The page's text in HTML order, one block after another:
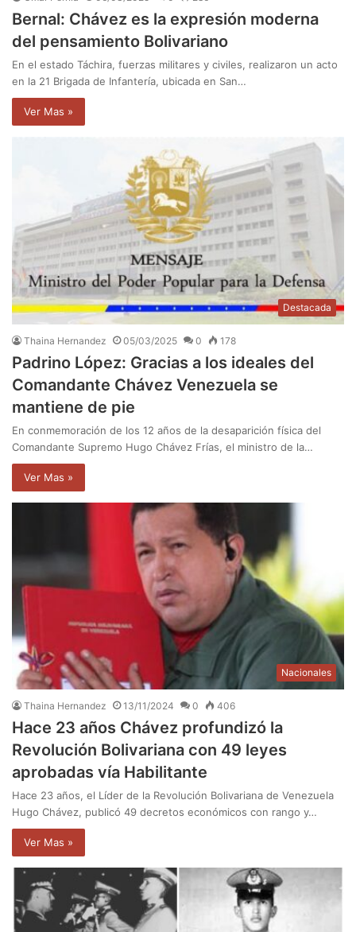
Bernal: Chávez es la expresión moderna
del pensamiento Bolivariano
En el estado Táchira, fuerzas militares y civiles, realizaron un acto
en la 21 Brigada de Infantería, ubicada en San…
Ver Mas »
Destacada
Thaina Hernandez 05/03/2025 0 178
Padrino López: Gracias a los ideales del
Comandante Chávez Venezuela se
mantiene de pie
En conmemoración de los 12 años de la desaparición física del
Comandante Supremo Hugo Chávez Frías, el ministro de la…
Ver Mas »
Nacionales
Thaina Hernandez 13/11/2024 0 406
Hace 23 años Chávez profundizó la
Revolución Bolivariana con 49 leyes
aprobadas vía Habilitante
Hace 23 años, el Líder de la Revolución Bolivariana de Venezuela
Hugo Chávez, publicó 49 decretos económicos con rango y…
Ver Mas »